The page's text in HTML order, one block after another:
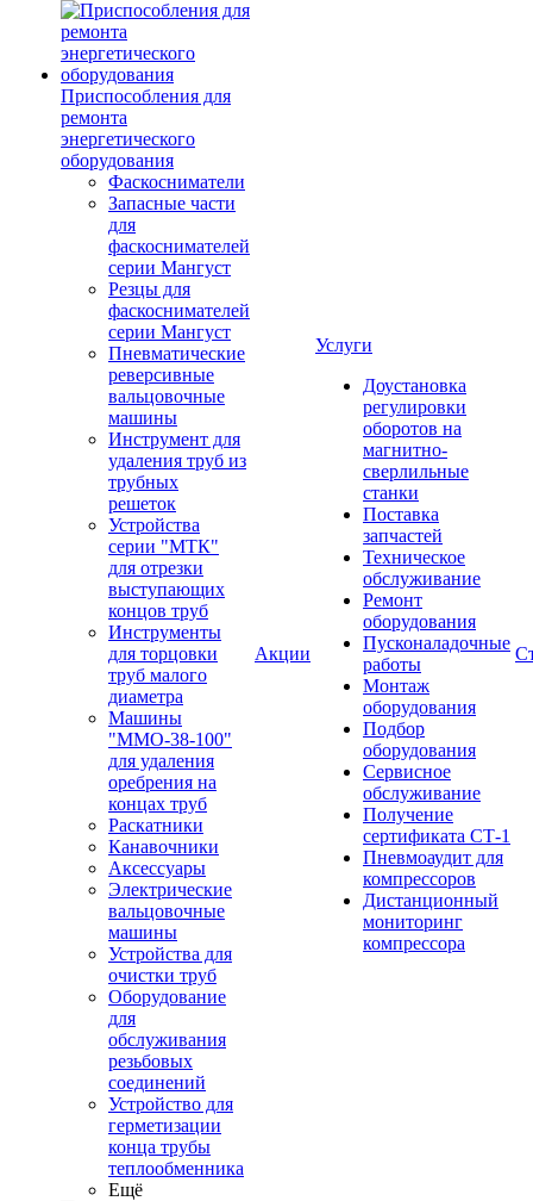
Приспособления для
ремонта
энергетического
оборудования
Фаскосниматели
Запасные части
для
фаскоснимателей
серии Мангуст
Резцы для
фаскоснимателей
серии Мангуст
Пневматические
реверсивные
вальцовочные
машины
Инструмент для
удаления труб из
трубных
решеток
Устройства
серии "МТК"
для отрезки
выступающих
концов труб
Инструменты
для торцовки
труб малого
диаметра
Машины
"ММО-38-100"
для удаления
оребрения на
концах труб
Раскатники
Канавочники
Аксессуары
Электрические
вальцовочные
машины
Устройства для
очистки труб
Оборудование
для
обслуживания
резьбовых
соединений
Устройство для
герметизации
конца трубы
теплообменника
Ещё
Акции
Услуги
Доустановка
регулировки
оборотов на
магнитно-
сверлильные
станки
Поставка
запчастей
Техническое
обслуживание
Ремонт
оборудования
Пусконаладочные
работы
Монтаж
оборудования
Подбор
оборудования
Сервисное
обслуживание
Получение
сертификата СТ-1
Пневмоаудит для
компрессоров
Дистанционный
мониторинг
компрессора